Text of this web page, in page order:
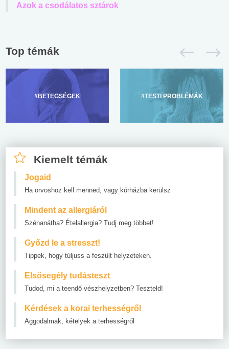
Azok a csodálatos sztárok
Top témák
#BETEGSÉGEK #TESTI PROBLÉMÁK
Kiemelt témák
Jogaid
Ha orvoshoz kell menned, vagy kórházba kerülsz
Mindent az allergiáról
Szénanátha? Ételallergia? Tudj meg többet!
Győzd le a stresszt!
Tippek, hogy túljuss a feszült helyzeteken.
Elsősegély tudásteszt
Tudod, mi a teendő vészhelyzetben? Teszteld!
Kérdések a korai terhességről
Aggodalmak, kételyek a terhességről